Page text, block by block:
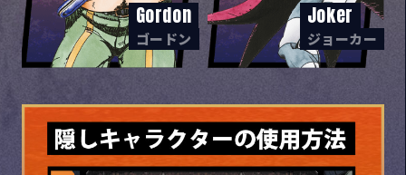
Gordon
ゴードン
Joker
ジョーカー